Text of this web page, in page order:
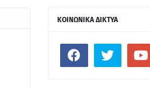
ΚΟΙΝΩΝΙΚΑ ΔΙΚΤΥΑ